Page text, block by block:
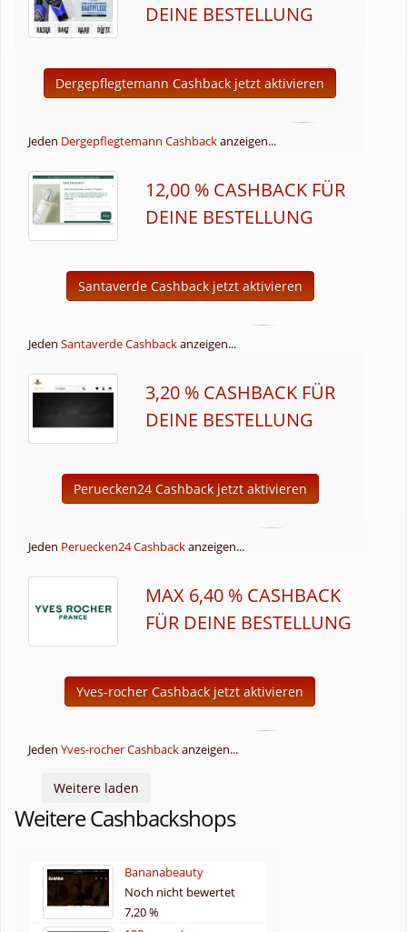
DEINE BESTELLUNG
Dergepflegtemann Cashback jetzt aktivieren
Jeden Dergepflegtemann Cashbackanzeigen...
12,00 % CASHBACK FÜR
DEINE BESTELLUNG
Santaverde Cashback jetzt aktivieren
Jeden Santaverde Cashbackanzeigen...
3,20 % CASHBACK FÜR
DEINE BESTELLUNG
Peruecken24 Cashback jetzt aktivieren
Jeden Peruecken24 Cashbackanzeigen...
MAX 6,40 % CASHBACK
FÜR DEINE BESTELLUNG
Yves-rocher Cashback jetzt aktivieren
Jeden Yves-rocher Cashbackanzeigen...
Weitere laden
Weitere Cashbackshops
Bananabeauty
Noch nicht bewertet
7,20 %